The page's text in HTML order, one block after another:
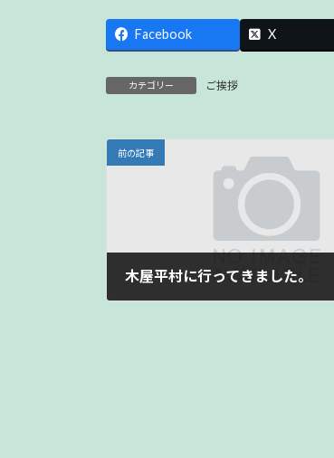
Facebook X
カテゴリー ご挨拶
前の記事
木屋平村に行ってきました。